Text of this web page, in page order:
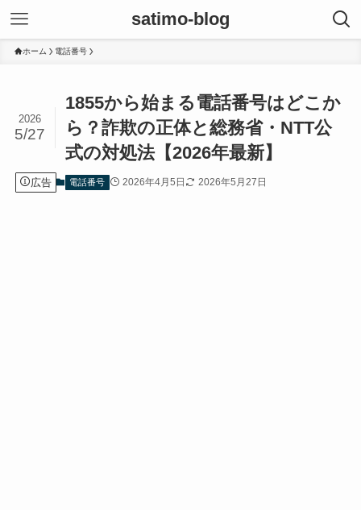
satimo-blog
ホーム 電話番号
1855から始まる電話番号はどこか
ら？詐欺の正体と総務省・NTT公
式の対処法【2026年最新】
2026
5/27
広告 電話番号 2026年4月5日 2026年5月27日